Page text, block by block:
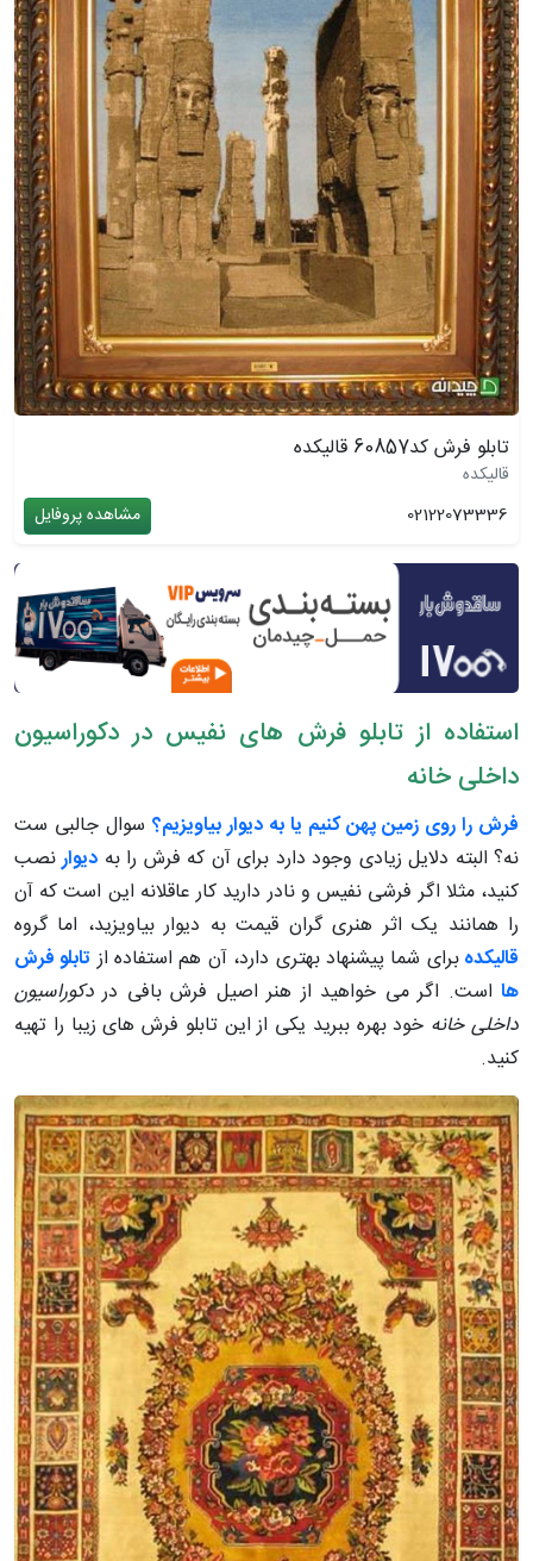
تابلو فرش کد60857 قالیکده
قالیکده
02122073336
مشاهده پروفایل
استفاده از تابلو فرش های نفیس در دکوراسیون
داخلی خانه
فرش را روی زمین پهن کنیم یا به دیوار بیاویزیم؟ سوال جالبی ست
نه؟ البته دلایل زیادی وجود دارد برای آن که فرش را به دیوارنصب
کنید، مثلا اگر فرشی نفیس و نادر دارید کار عاقلانه این است که آن
را همانند یک اثر هنری گران قیمت به دیوار بیاویزید، اما گروه
قالیکدهبرای شما پیشنهاد بهتری دارد، آن هم استفاده از تابلو فرش
ها است. اگر می خواهید از هنر اصیل فرش بافی در دکوراسیون
داخلی خانه خود بهره ببرید یکی از این تابلو فرش های زیبا را تهیه
کنید.